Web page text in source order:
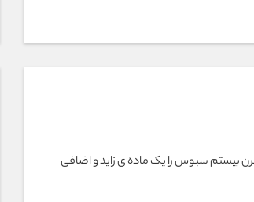
بيستم سبوس را يک ماده ی زايد و اضافی